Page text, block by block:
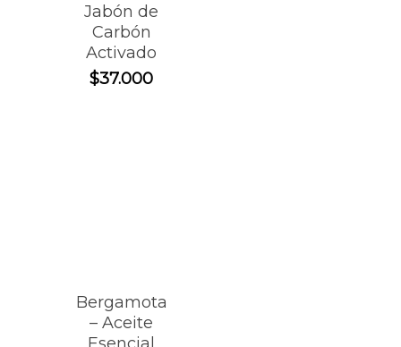
Jabón de
Carbón
Activado
$37.000
Bergamota
– Aceite